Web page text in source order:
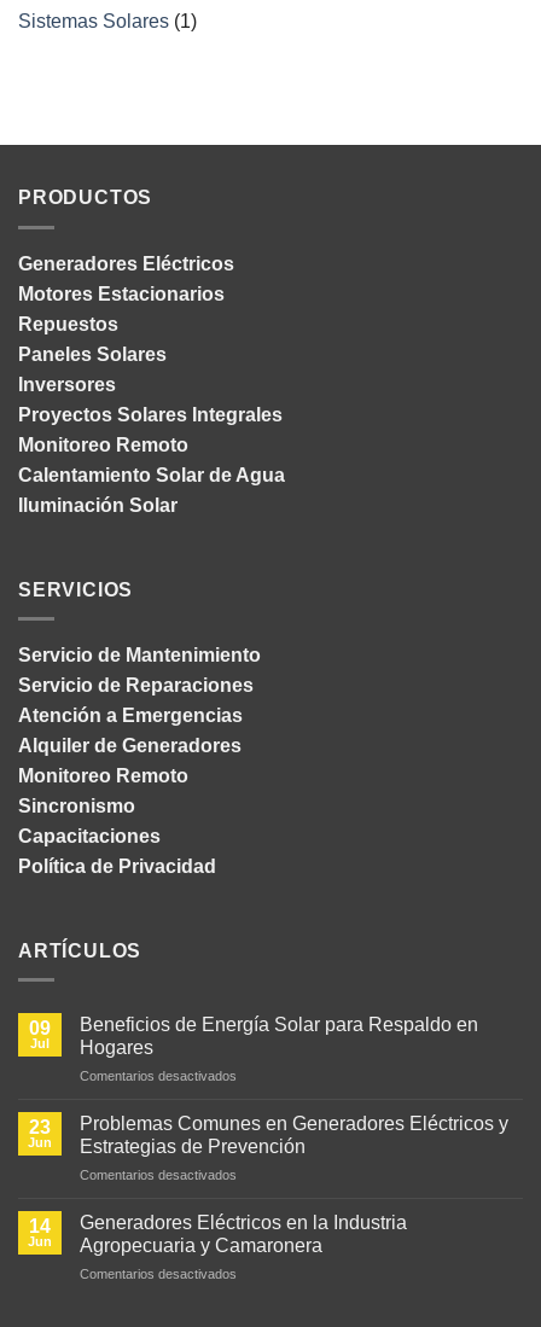
Sistemas Solares (1)
PRODUCTOS
Generadores Eléctricos
Motores Estacionarios
Repuestos
Paneles Solares
Inversores
Proyectos Solares Integrales
Monitoreo Remoto
Calentamiento Solar de Agua
Iluminación Solar
SERVICIOS
Servicio de Mantenimiento
Servicio de Reparaciones
Atención a Emergencias
Alquiler de Generadores
Monitoreo Remoto
Sincronismo
Capacitaciones
Política de Privacidad
ARTÍCULOS
09
Jul
Beneficios de Energía Solar para Respaldo en
Hogares
Comentarios desactivados
de
Energía
Solar
en
Hogares
23
Jun
Problemas Comunes en Generadores Eléctricos y
Estrategias de Prevención
Comentarios desactivados
Comunes
Generadores
14
Jun
Generadores Eléctricos en la Industria
Agropecuaria y Camaronera
Comentarios desactivados